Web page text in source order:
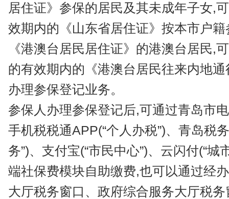
居住证》参保的居民及其未成年子女,
效期内的《山东省居住证》按本市户
《港澳台居民居住证》的港澳台居民,
的有效期内的《港澳台居民往来内地
办理参保登记业务。
参保人办理参保登记后,可通过青岛市
手机税税通APP(“个人办税”)、青岛税
务”)、支付宝(“市民中心”)、云闪付(“
端社保费模块自助缴费,也可以通过经
大厅税务窗口、政府综合服务大厅税